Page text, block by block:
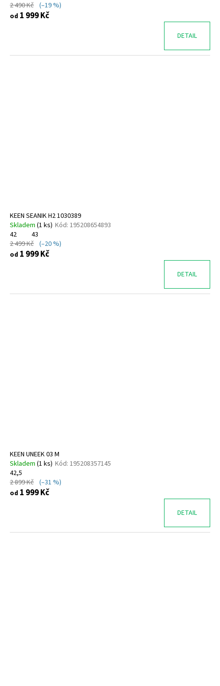
2 490 Kč (–19 %)
od 1 999 Kč
DETAIL
KEEN SEANIK H2 1030389
Skladem (1 ks) Kód: 195208654893
42
43
2 499 Kč (–20 %)
od 1 999 Kč
DETAIL
KEEN UNEEK 03 M
Skladem (1 ks) Kód: 195208357145
42,5
2 899 Kč (–31 %)
od 1 999 Kč
DETAIL